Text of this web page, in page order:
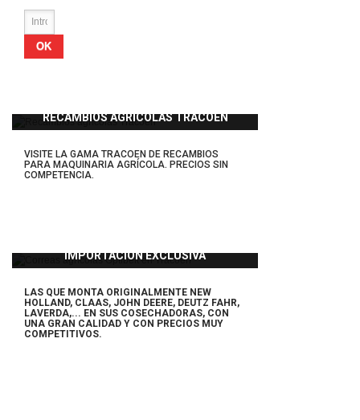
OK
RECAMBIOS AGRÍCOLAS TRACOEN
VISITE LA GAMA TRACOEN DE RECAMBIOS
PARA MAQUINARIA AGRÍCOLA. PRECIOS SIN
COMPETENCIA.
IMPORTACIÓN EXCLUSIVA
LAS QUE MONTA ORIGINALMENTE NEW
HOLLAND, CLAAS, JOHN DEERE, DEUTZ FAHR,
LAVERDA,... EN SUS COSECHADORAS, CON
UNA GRAN CALIDAD Y CON PRECIOS MUY
COMPETITIVOS.